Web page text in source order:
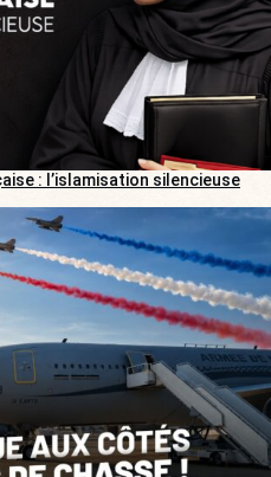
: l’islamisation silencieuse